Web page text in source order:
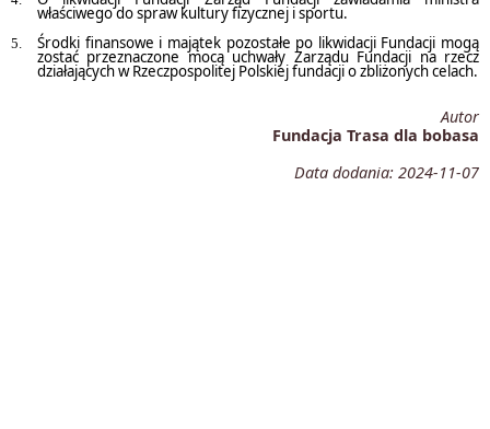
właściwego do spraw kultury fizycznej i sportu.
Środki finansowe i majątek pozostałe po likwidacji Fundacji mogą
zostać przeznaczone mocą uchwały Zarządu Fundacji na rzecz
działających w Rzeczpospolitej Polskiej fundacji o zbliżonych celach.
Autor
Fundacja Trasa dla bobasa
Data dodania: 2024-11-07